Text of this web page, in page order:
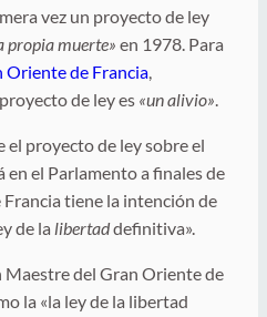
vez un proyecto de ley
propia muerte» en 1978. Para
Oriente de Francia,
de ley es «un alivio»
el proyecto de ley sobre el
en el Parlamento a finales de
tiene la intención de
de la libertaddefinitiva».
del Gran Oriente de
la «la ley de la libertad